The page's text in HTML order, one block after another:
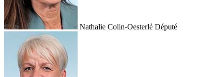
Nathalie Colin-Oesterlé Député